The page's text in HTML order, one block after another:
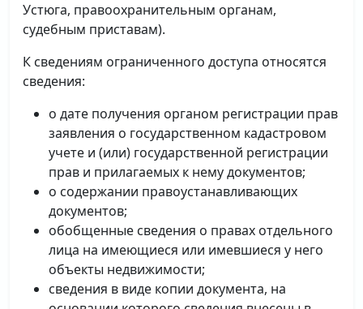
Устюга, правоохранительным органам,
судебным приставам).
К сведениям ограниченного доступа относятся
сведения:
о дате получения органом регистрации прав
заявления о государственном кадастровом
учете и (или) государственной регистрации
прав и прилагаемых к нему документов;
о содержании правоустанавливающих
документов;
обобщенные сведения о правах отдельного
лица на имеющиеся или имевшиеся у него
объекты недвижимости;
сведения в виде копии документа, на